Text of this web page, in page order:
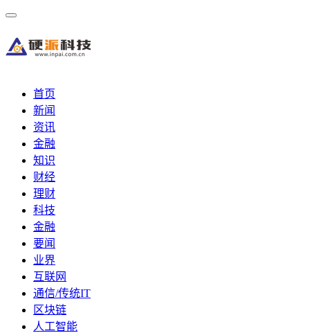
首页
新闻
资讯
金融
知识
财经
理财
科技
金融
要闻
业界
互联网
通信/传统IT
区块链
人工智能